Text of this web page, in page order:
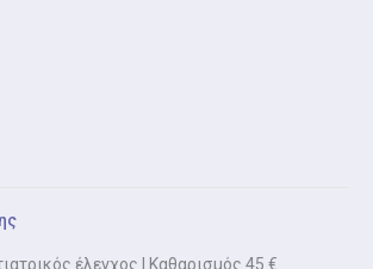
έλεγχος | Καθαρισμός 45 €